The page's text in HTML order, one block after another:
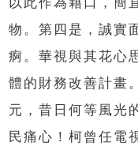
物。第四是，誠實
痾。華視與其花心
體的財務改善計畫
元，昔日何等風光
民痛心！柯曾任電